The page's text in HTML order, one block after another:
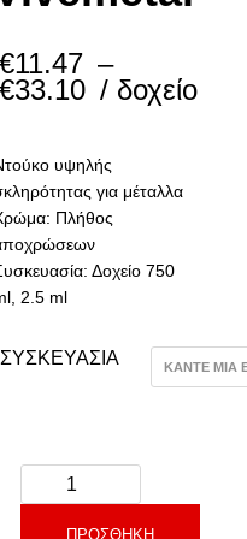
11.47 –
33.10 Price
range:
through
€33.10
/ δοχείο
υψηλής
για μέταλλα
Πλήθος
Δοχείο 750
2.5 ml
ΣΥΣΚΕΥΑΣΙΑ
ΠΡΟΣΘΉΚΗ